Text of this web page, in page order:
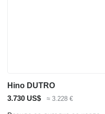
Hino DUTRO
3.730 US$
≈ 3.228 €